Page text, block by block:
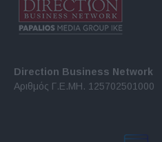
Direction Business Network
Αριθμός Γ.Ε.ΜΗ. 125702501000